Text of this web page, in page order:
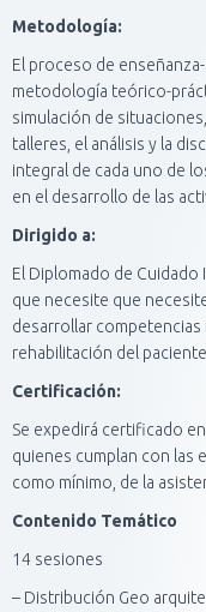
Metodología:
El proceso de
metodología teórico-
simulación de
talleres, el análisis y la
integral de cada uno de
en el desarrollo de las
Dirigido a:
El Diplomado de
que necesite que
desarrollar
rehabilitación del
Certificación:
Se expedirá certificado
quienes cumplan con las
como mínimo, de la
Contenido Temático
14 sesiones
– Distribución Geo